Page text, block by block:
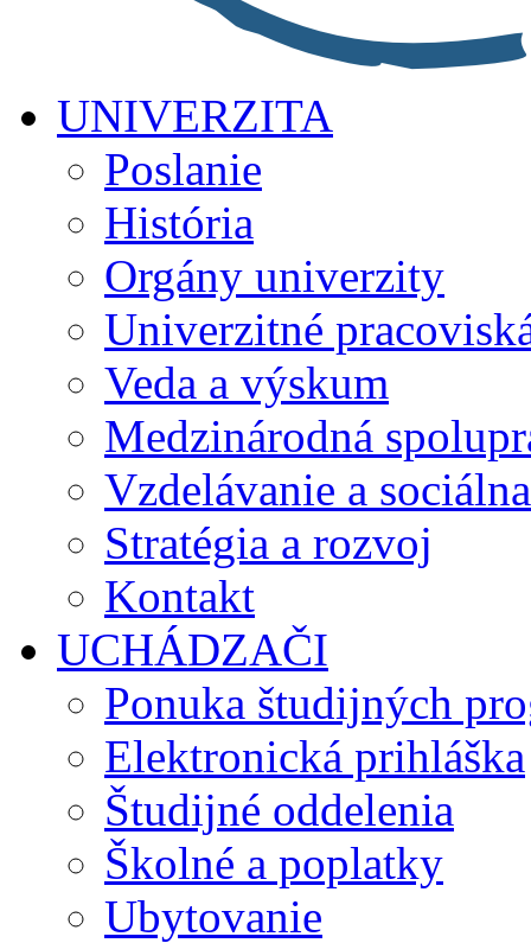
UNIVERZITA
Poslanie
História
Orgány univerzity
Univerzitné
Veda a výskum
Medzinárodná
Vzdelávanie a
Stratégia a rozvoj
Kontakt
UCHÁDZAČI
Ponuka študijných
Elektronická prihláška
Študijné oddelenia
Školné a poplatky
Ubytovanie